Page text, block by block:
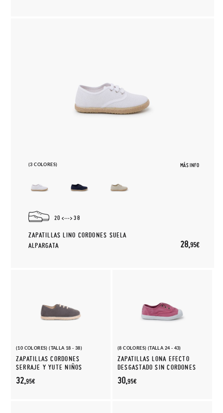
(3 COLORES) MÁS INFO
20 38
ZAPATILLAS LINO CORDONES SUELA
ALPARGATA
28,95€
(10 COLORES) (TALLA 18 - 38)
ZAPATILLAS CORDONES
SERRAJE Y YUTE NIÑOS
32,95€
(8 COLORES) (TALLA 24 - 43)
ZAPATILLAS LONA EFECTO
DESGASTADO SIN CORDONES
30,95€